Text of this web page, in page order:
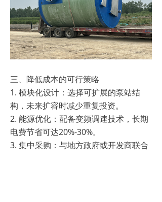
三、降低成本的可行策略
1. 模块化设计：选择可扩展的泵站结
构，未来扩容时减少重复投资。
2. 能源优化：配备变频调速技术，长期
电费节省可达20%-30%。
3. 集中采购：与地方政府或开发商联合